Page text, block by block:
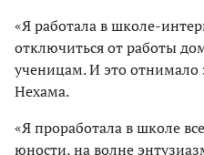
«Я работала в школе-
отключиться от работы
ученицам. И это отнимало
Нехама.
«Я проработала в школе
юности, на волне